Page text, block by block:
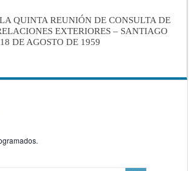
QUINTA REUNIÓN DE CONSULTA DE
EXTERIORES – SANTIAGO
DE AGOSTO DE 1959